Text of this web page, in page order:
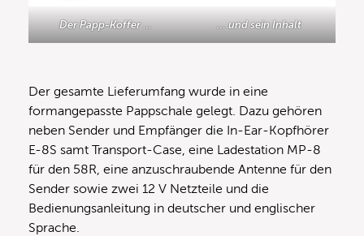
Der Papp-Koffer … … und sein Inhalt
Der gesamte Lieferumfang wurde in eine
formangepasste Pappschale gelegt. Dazu gehören
neben Sender und Empfänger die In-Ear-Kopfhörer
E-8S samt Transport-Case, eine Ladestation MP-8
für den 58R, eine anzuschraubende Antenne für den
Sender sowie zwei 12 V Netzteile und die
Bedienungsanleitung in deutscher und englischer
Sprache.